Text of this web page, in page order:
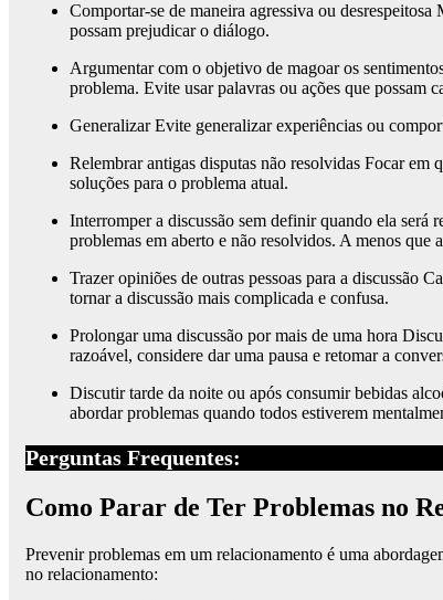
Comportar-se de maneira agressiva ou
possam prejudicar o diálogo.
Argumentar com o objetivo de magoar os
problema. Evite usar palavras ou ações que possam
Generalizar Evite generalizar experiências ou
Relembrar antigas disputas não resolvidas Focar em
soluções para o problema atual.
Interromper a discussão sem definir quando ela será
problemas em aberto e não resolvidos. A menos que
Trazer opiniões de outras pessoas para a discussão
tornar a discussão mais complicada e confusa.
Prolongar uma discussão por mais de uma hora
razoável, considere dar uma pausa e retomar a
Discutir tarde da noite ou após consumir bebidas
abordar problemas quando todos estiverem
Perguntas Frequentes:
Como Parar de Ter Problemas no
Prevenir problemas em um relacionamento é uma
no relacionamento: